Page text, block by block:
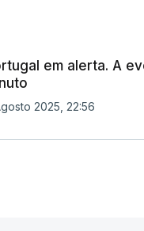
em alerta. A
2025, 22:56